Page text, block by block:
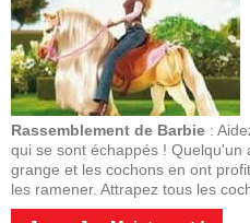
Rassemblement de Barbie :
qui se sont échappés !
grange et les cochons en ont
les ramener. Attrapez tous les